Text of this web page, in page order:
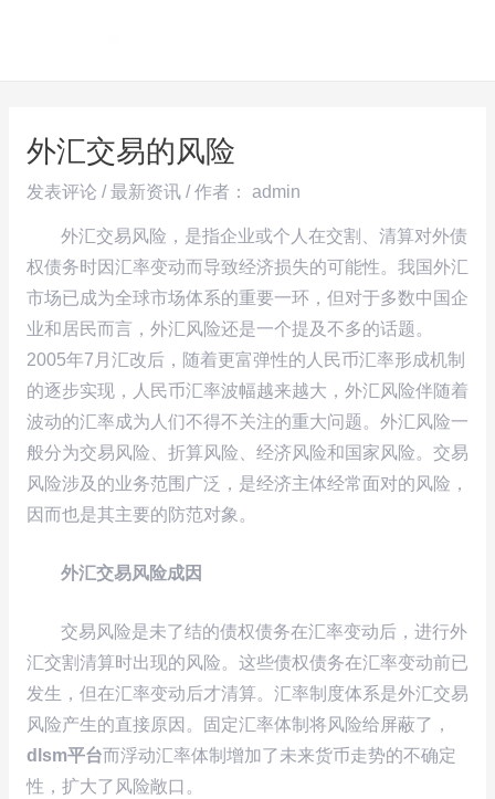
外汇交易的风险
发表评论 /最新资讯/ 作者： admin
外汇交易风险，是指企业或个人在交割、清算对外债
权债务时因汇率变动而导致经济损失的可能性。我国外汇
市场已成为全球市场体系的重要一环，但对于多数中国企
业和居民而言，外汇风险还是一个提及不多的话题。
2005年7月汇改后，随着更富弹性的人民币汇率形成机制
的逐步实现，人民币汇率波幅越来越大，外汇风险伴随着
波动的汇率成为人们不得不关注的重大问题。外汇风险一
般分为交易风险、折算风险、经济风险和国家风险。交易
风险涉及的业务范围广泛，是经济主体经常面对的风险，
因而也是其主要的防范对象。
外汇交易风险成因
交易风险是未了结的债权债务在汇率变动后，进行外
汇交割清算时出现的风险。这些债权债务在汇率变动前已
发生，但在汇率变动后才清算。汇率制度体系是外汇交易
风险产生的直接原因。固定汇率体制将风险给屏蔽了，
dlsm平台而浮动汇率体制增加了未来货币走势的不确定
性，扩大了风险敞口。